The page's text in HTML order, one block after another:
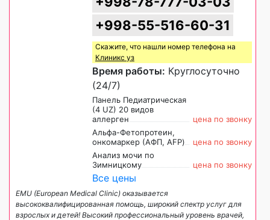
+998-55-516-60-31
Скажите, что нашли номер телефона на
Клиникс уз
Время работы: Круглосуточно
(24/7)
Панель Педиатрическая
(4 UZ) 20 видов
аллерген
цена по звонку
Альфа-Фетопротеин,
онкомаркер (АФП, AFP)
цена по звонку
Анализ мочи по
Зимницкому
цена по звонку
Все цены
EMU (European Medical Clinic) оказывается
высококвалифицированная помощь, широкий спектр услуг для
взрослых и детей! Высокий профессиональный уровень врачей,